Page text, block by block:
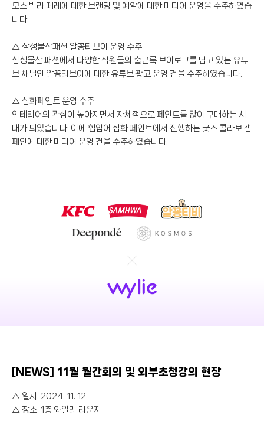
모스 빌라 떼레에 대한 브랜딩 및 예약에 대한 미디어 운영을 수주하였습
니다.
△ 삼성물산패션 알꽁티브이 운영 수주
삼성물산 패션에서 다양한 직원들의 출근룩 브이로그를 담고 있는 유튜
브 채널인 알꽁티브이에 대한 유튜브 광고 운영 건을 수주하였습니다.
△ 삼화페인트 운영 수주
인테리어의 관심이 높아지면서 자체적으로 페인트를 많이 구매하는 시
대가 되었습니다. 이에 힘입어 삼화 페인트에서 진행하는 굿즈 콜라보 캠
페인에 대한 미디어 운영 건을 수주하였습니다.
[NEWS] 11월 월간회의 및 외부초청강의 현장
△ 일시. 2024. 11. 12
△ 장소. 1층 와일리 라운지